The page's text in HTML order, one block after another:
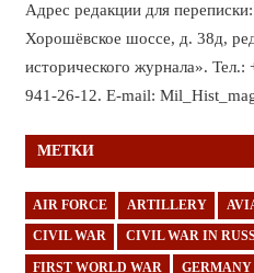
Адрес редакции для
Хорошёвское шоссе, д. 38д,
исторического журнала».
941-26-12. E-mail:
МЕТКИ
AIR FORCE ARTILLERY
CIVIL WAR CIVIL WAR IN
FIRST WORLD WAR GERMANY